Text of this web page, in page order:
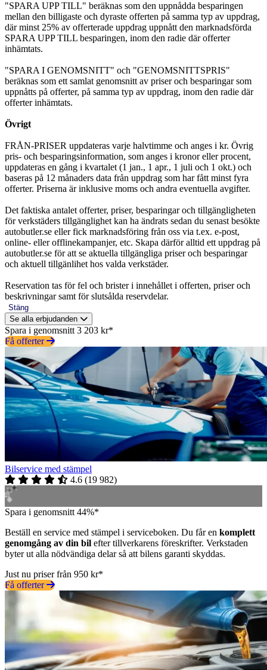
"SPARA UPP TILL" beräknas som den uppnådda besparingen
mellan den billigaste och dyraste offerten på samma typ av uppdrag,
där minst 25% av offerterade uppdrag uppnått den marknadsförda
SPARA UPP TILL besparingen, inom den radie där offerter
inhämtats.
"SPARA I GENOMSNITT" och "GENOMSNITTSPRIS"
beräknas som ett samlat genomsnitt av priser och besparingar som
uppnåtts på offerter, på samma typ av uppdrag, inom den radie där
offerter inhämtats.
Övrigt
FRÅN-PRISER uppdateras varje halvtimme och anges i kr. Övrig
pris- och besparingsinformation, som anges i kronor eller procent,
uppdateras en gång i kvartalet (1 jan., 1 apr., 1 juli och 1 okt.) och
baseras på 12 månaders data från uppdrag som har fått minst fyra
offerter. Priserna är inklusive moms och andra eventuella avgifter.
Det faktiska antalet offerter, priser, besparingar och tillgängligheten
för verkstäders tillgänglighet kan ha ändrats sedan du senast besökte
autobutler.se eller fick marknadsföring från oss via t.ex. e-post,
online- eller offlinekampanjer, etc. Skapa därför alltid ett uppdrag på
autobutler.se för att se aktuella tillgängliga priser och besparingar
och aktuell tillgänlihet hos valda verkstäder.
Reservation tas för fel och brister i innehållet i offerten, priser och
beskrivningar samt för slutsålda reservdelar.
Stäng
Se alla erbjudanden
Spara i genomsnitt 3 203 kr*
Få offerter
Bilservice med stämpel
4.6 (19 982)
Spara i genomsnitt 44%*
Beställ en service med stämpel i serviceboken. Du får en komplett
genomgång av din bil efter tillverkarens föreskrifter. Verkstaden
byter ut alla nödvändiga delar så att bilens garanti skyddas.
Just nu priser från 950 kr*
Få offerter